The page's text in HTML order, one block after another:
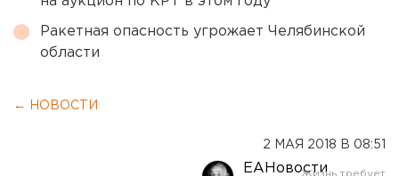
Ракетная опасность угрожает Челябинской
области
← НОВОСТИ
2 МАЯ 2018 В 08:51
ЕАНовости